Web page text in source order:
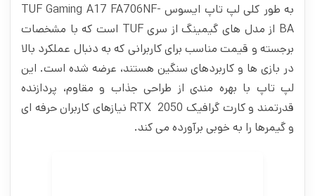
به طور کلی لپ تاپ ایسوس TUF Gaming A17 FA706NF-
BA از مدل‌ های گیمینگ از سری TUF است که با مشخصات
برجسته و قیمت مناسب برای کاربرانی که به دنبال عملکرد بالا
در بازی‌ ها و کاربردهای سنگین هستند، عرضه شده است. این
لپ‌ تاپ با بهره مندی از طراحی جذاب و مقاوم، پردازنده
قدرتمند و کارت گرافیک RTX 2050 نیازهای کاربران حرفه‌ ای
و گیمرها را به خوبی برآورده می‌ کند.